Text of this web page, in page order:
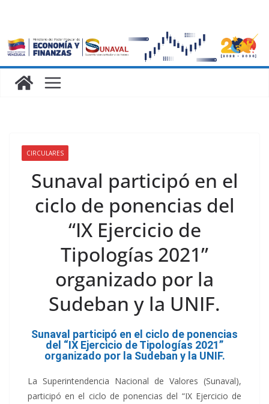
CIRCULARES
Sunaval participó en el
ciclo de ponencias del
“IX Ejercicio de
Tipologías 2021”
organizado por la
Sudeban y la UNIF.
Sunaval participó en el ciclo de ponencias
del “IX Ejercicio de Tipologías 2021”
organizado por la Sudeban y la UNIF.
La Superintendencia Nacional de Valores (Sunaval),
participó en el ciclo de ponencias del “IX Ejercicio de